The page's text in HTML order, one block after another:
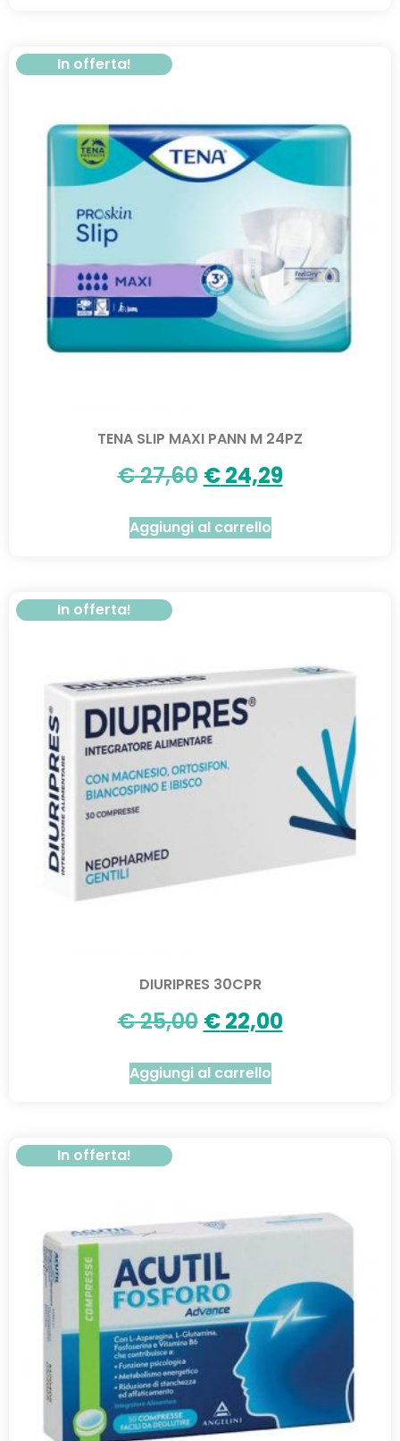
In offerta!
TENA SLIP MAXI PANN M 24PZ
€27,60 €24,29
Aggiungi al carrello
In offerta!
DIURIPRES 30CPR
€25,00 €22,00
Aggiungi al carrello
In offerta!